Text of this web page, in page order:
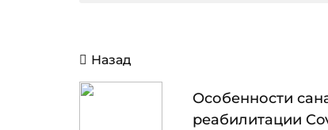
Навигация
по
записям
Назад
Особенности
реабилитации